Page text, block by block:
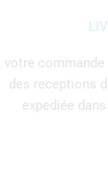
votre commande
des receptions
expediée